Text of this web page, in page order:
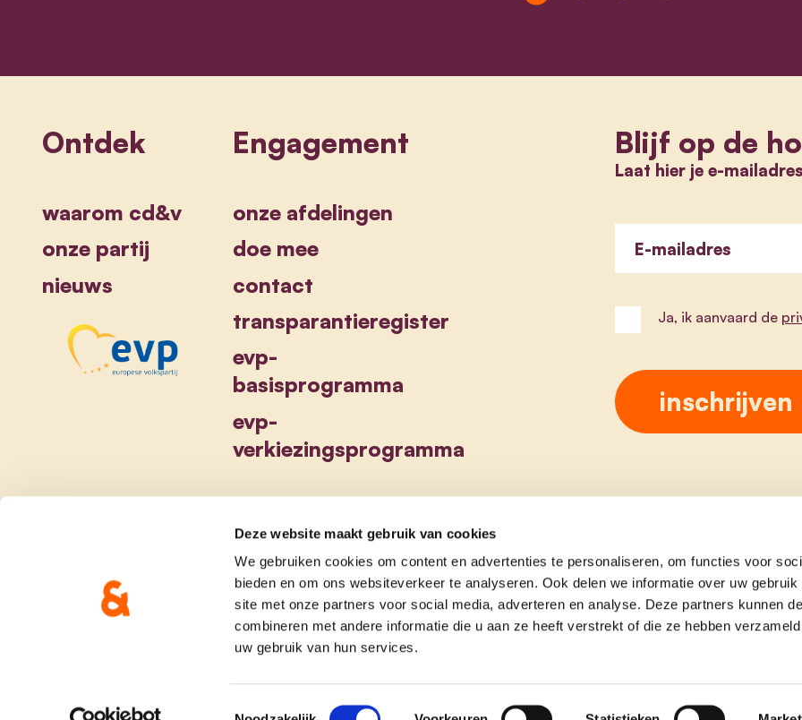
Deze website maakt gebruik van cookies
We gebruiken cookies om content en advertenties te personaliseren, om functies voor
bieden en om ons websiteverkeer te analyseren. Ook delen we informatie over uw gebruik
site met onze partners voor social media, adverteren en analyse. Deze partners kunnen
combineren met andere informatie die u aan ze heeft verstrekt of die ze hebben
uw gebruik van hun services.
Toestemmingsselectie
Ontdek
waarom cd&v
onze partij
nieuws
Engagement
onze afdelingen
doe mee
contact
transparantieregister
evp-
basisprogramma
evp-
verkiezingsprogramma
Blijf op de
Laat hier je e-
E-mailadres
Ja, ik aanvaard de